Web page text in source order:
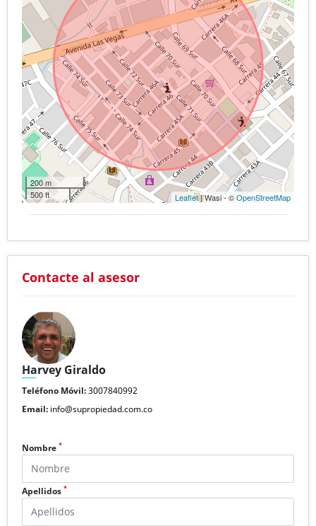
200 m
500 ft
Leaflet| Wasi - ©OpenStreetMap
Contacte al asesor
Harvey Giraldo
Teléfono Móvil:3007840992
Email: info@supropiedad.com.co
Nombre *
Apellidos *